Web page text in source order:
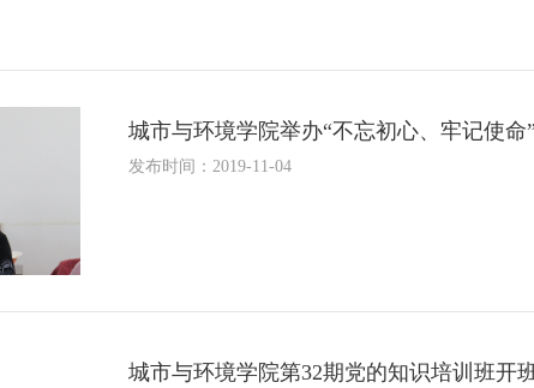
城市与环境学院举办“不忘初心、牢记使
发布时间：2019-11-04
城市与环境学院第32期党的知识培训班开